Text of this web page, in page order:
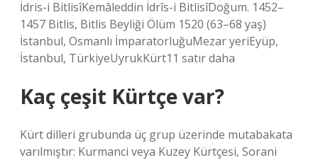
İdris-i BitlisîKemâleddin İdrîs-i BitlisîDoğum. 1452–
1457 Bitlis, Bitlis Beyliği Ölüm 1520 (63–68 yaş)
İstanbul, Osmanlı İmparatorluğuMezar yeriEyüp,
İstanbul, TürkiyeUyrukKürt11 satır daha
Kaç çeşit Kürtçe var?
Kürt dilleri grubunda üç grup üzerinde mutabakata
varılmıştır: Kurmanci veya Kuzey Kürtçesi, Sorani